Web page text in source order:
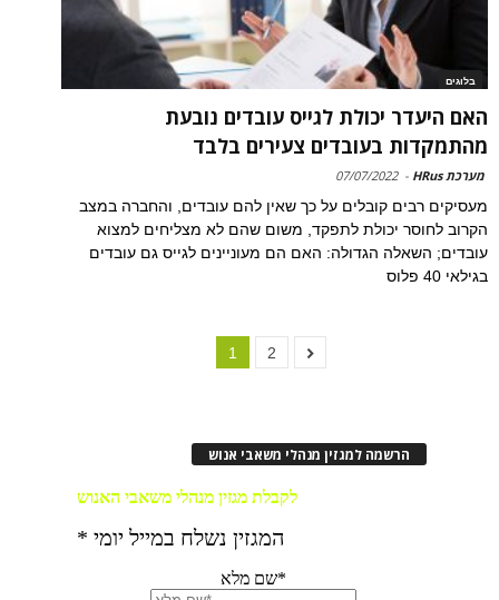
בלוגים
האם היעדר יכולת לגייס עובדים נובעת
מהתמקדות בעובדים צעירים בלבד
מערכת HRus -
07/07/2022
מעסיקים רבים קובלים על כך שאין להם עובדים, והחברה במצב
הקרוב לחוסר יכולת לתפקד, משום שהם לא מצליחים למצוא
עובדים; השאלה הגדולה: האם הם מעוניינים לגייס גם עובדים
בגילאי 40 פלוס
1 2
הרשמה למגזין מנהלי משאבי אנוש